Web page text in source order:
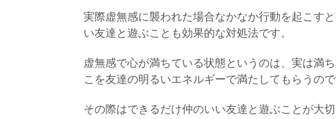
実際虚無感に襲われた場合なかなか行動を起こす
い友達と遊ぶことも効果的な対処法です。
虚無感で心が満ちている状態というのは、実は満
こを友達の明るいエネルギーで満たしてもらうので
その際はできるだけ仲のいい友達と遊ぶことが大